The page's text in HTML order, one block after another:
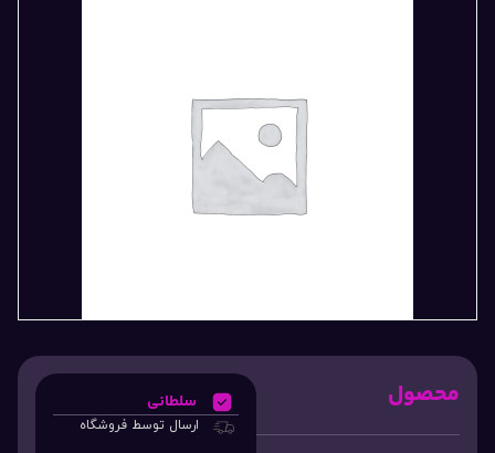
محصول سلطانی
ارسال توسط فروشگاه